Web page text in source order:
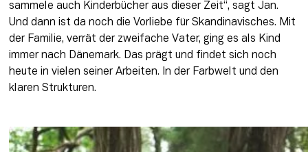
sammele auch Kinderbücher aus dieser Zeit“, sagt Jan.
Und dann ist da noch die Vorliebe für Skandinavisches. Mit
der Familie, verrät der zweifache Vater, ging es als Kind
immer nach Dänemark. Das prägt und findet sich noch
heute in vielen seiner Arbeiten. In der Farbwelt und den
klaren Strukturen.